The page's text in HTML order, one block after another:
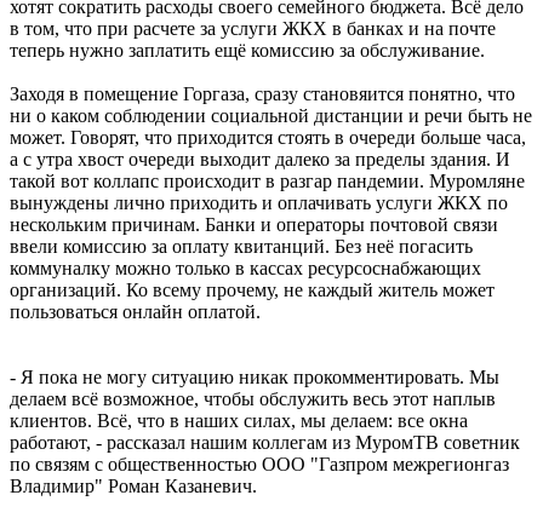
хотят сократить расходы своего семейного бюджета. Всё дело
в том, что при расчете за услуги ЖКХ в банках и на почте
теперь нужно заплатить ещё комиссию за обслуживание.
Заходя в помещение Горгаза, сразу становяится понятно, что
ни о каком соблюдении социальной дистанции и речи быть не
может. Говорят, что приходится стоять в очереди больше часа,
а с утра хвост очереди выходит далеко за пределы здания. И
такой вот коллапс происходит в разгар пандемии. Муромляне
вынуждены лично приходить и оплачивать услуги ЖКХ по
нескольким причинам. Банки и операторы почтовой связи
ввели комиссию за оплату квитанций. Без неё погасить
коммуналку можно только в кассах ресурсоснабжающих
организаций. Ко всему прочему, не каждый житель может
пользоваться онлайн оплатой.
- Я пока не могу ситуацию никак прокомментировать. Мы
делаем всё возможное, чтобы обслужить весь этот наплыв
клиентов. Всё, что в наших силах, мы делаем: все окна
работают, - рассказал нашим коллегам из МуромТВ советник
по связям с общественностью ООО "Газпром межрегионгаз
Владимир" Роман Казаневич.